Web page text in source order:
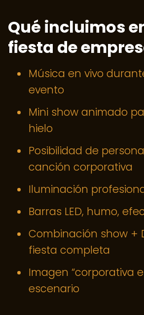
Qué incluimos
fiesta de
Música en vivo
evento
Mini show animado
hielo
Posibilidad de
canción corporativa
Iluminación
Barras LED, humo,
Combinación show +
fiesta completa
Imagen “corporativa
escenario